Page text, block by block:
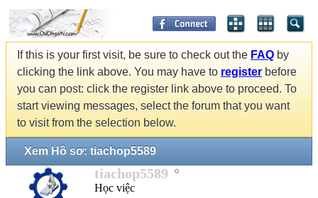
If this is your first visit, be sure to check out the FAQ by
clicking the link above. You may have to register before
you can post: click the register link above to proceed. To
start viewing messages, select the forum that you want
to visit from the selection below.
Xem Hồ sơ: tiachop5589
tiachop5589
Học việc